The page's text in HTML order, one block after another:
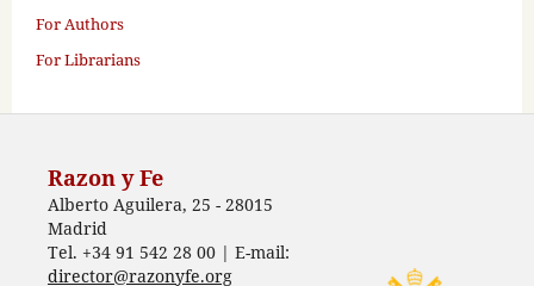
For Authors
For Librarians
Razon y Fe
Alberto Aguilera, 25 - 28015
Madrid
Tel. +34 91 542 28 00 | E-mail:
director@razonyfe.org